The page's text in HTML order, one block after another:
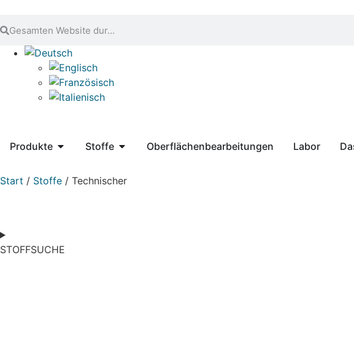
Produkte Stoffe Oberflächenbearbeitungen Labor
Start / Stoffe / Technischer
STOFFSUCHE